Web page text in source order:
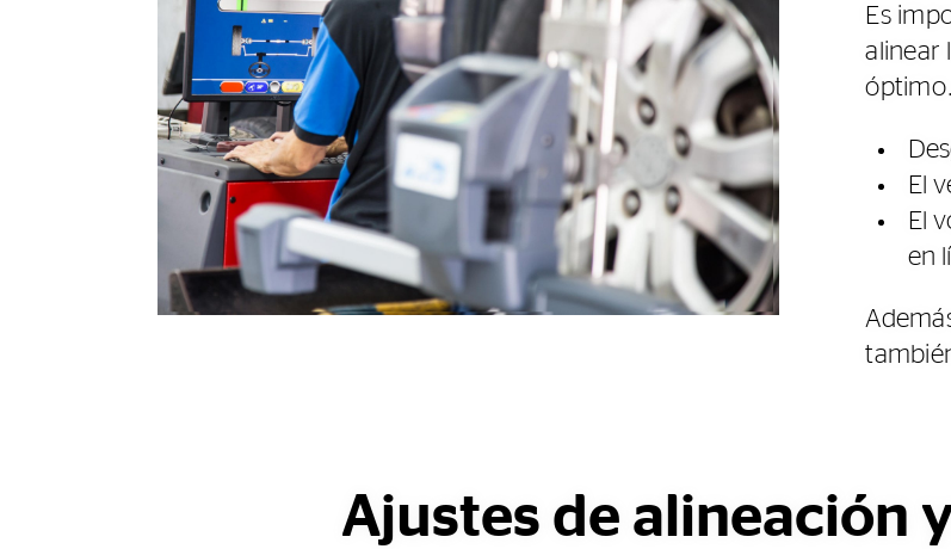
Es
alinear
El
El
en
Ajustes de alineación